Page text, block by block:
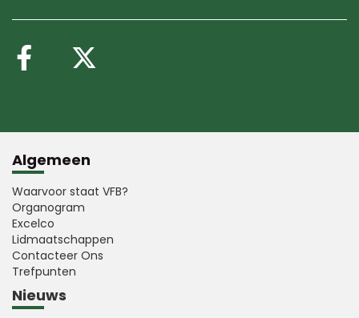
Volg ons op Facebook
Algemeen
Waarvoor staat VFB?
Organogram
Excelco
Lidmaatschappen
Contacteer Ons
Trefpunten
Nieuws